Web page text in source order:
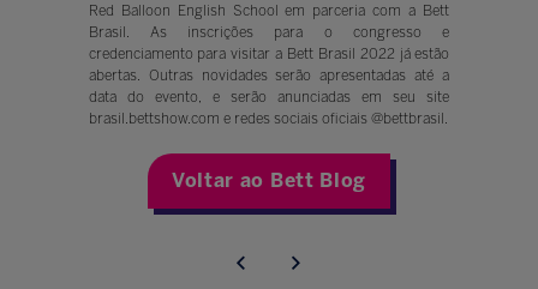
Red Balloon English School em parceria com a Bett
Brasil. As inscrições para o congresso e
credenciamento para visitar a Bett Brasil 2022 já estão
abertas. Outras novidades serão apresentadas até a
data do evento, e serão anunciadas em seu site
brasil.bettshow.com e redes sociais oficiais @bettbrasil.
Voltar ao Bett Blog